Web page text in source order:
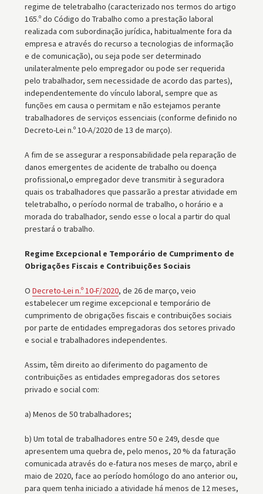
regime de teletrabalho (caracterizado nos termos do artigo
165.º do Código do Trabalho como a prestação laboral
realizada com subordinação jurídica, habitualmente fora da
empresa e através do recurso a tecnologias de informação
e de comunicação), ou seja pode ser determinado
unilateralmente pelo empregador ou pode ser requerida
pelo trabalhador, sem necessidade de acordo das partes),
independentemente do vínculo laboral, sempre que as
funções em causa o permitam e não estejamos perante
trabalhadores de serviços essenciais (conforme definido no
Decreto-Lei n.º 10-A/2020 de 13 de março).
A fim de se assegurar a responsabilidade pela reparação de
danos emergentes de acidente de trabalho ou doença
profissional,o empregador deve transmitir à seguradora
quais os trabalhadores que passarão a prestar atividade em
teletrabalho, o período normal de trabalho, o horário e a
morada do trabalhador, sendo esse o local a partir do qual
prestará o trabalho.
Regime Excepcional e Temporário de Cumprimento de
Obrigações Fiscais e Contribuições Sociais
O Decreto-Lei n.º 10-F/2020, de 26 de março, veio
estabelecer um regime excepcional e temporário de
cumprimento de obrigações fiscais e contribuições sociais
por parte de entidades empregadoras dos setores privado
e social e trabalhadores independentes.
Assim, têm direito ao diferimento do pagamento de
contribuições as entidades empregadoras dos setores
privado e social com:
a) Menos de 50 trabalhadores;
b) Um total de trabalhadores entre 50 e 249, desde que
apresentem uma quebra de, pelo menos, 20 % da faturação
comunicada através do e-fatura nos meses de março, abril e
maio de 2020, face ao período homólogo do ano anterior ou,
para quem tenha iniciado a atividade há menos de 12 meses,